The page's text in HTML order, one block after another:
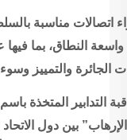
اتصالات مناسبة
واسعة النطاق، بما فيها
الجائرة والتمييز
التدابير
المتخذة
بين دول الاتحاد